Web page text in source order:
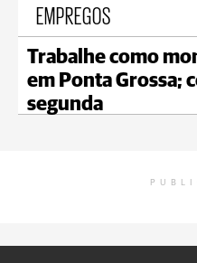
EMPREGOS
Trabalhe como
em Ponta Grossa;
segunda